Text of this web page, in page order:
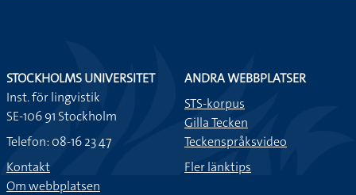
STOCKHOLMS UNIVERSITET
Inst. för lingvistik
SE-106 91 Stockholm
Telefon: 08-16 23 47
Kontakt
Om webbplatsen
ANDRA WEBBPLATSER
STS-korpus
Gilla Tecken
Teckenspråksvideo
Fler länktips